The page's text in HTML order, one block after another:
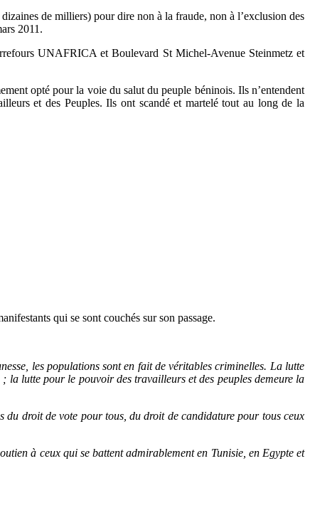
de milliers) pour dire non à la fraude, non à l’exclusion des
2011.
UNAFRICA et Boulevard St Michel-Avenue Steinmetz et
opté pour la voie du salut du peuple béninois. Ils n’entendent
et des Peuples. Ils ont scandé et martelé tout au long de la
qui se sont couchés sur son passage.
les populations sont en fait de véritables criminelles. La lutte
la lutte pour le pouvoir des travailleurs et des peuples demeure la
du droit de vote pour tous, du droit de candidature pour tous ceux
à ceux qui se battent admirablement en Tunisie, en Egypte et